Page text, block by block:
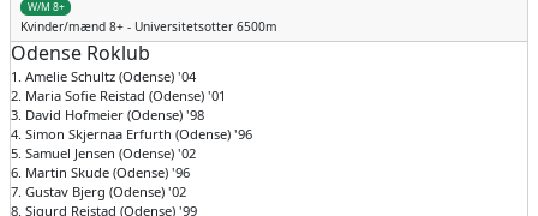
W/M 8+
Kvinder/mænd 8+ - Universitetsotter 6500m
Odense Roklub
1. Amelie Schultz (Odense) '04
2. Maria Sofie Reistad (Odense) '01
3. David Hofmeier (Odense) '98
4. Simon Skjernaa Erfurth (Odense) '96
5. Samuel Jensen (Odense) '02
6. Martin Skude (Odense) '96
7. Gustav Bjerg (Odense) '02
8. Sigurd Reistad (Odense) '99